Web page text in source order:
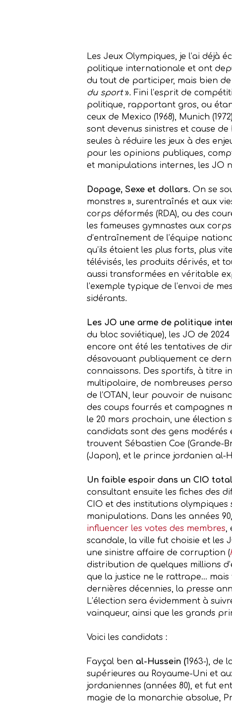
Les Jeux Olympiques, je l’ai déjà
politique internationale et ont
du tout de participer, mais bien
du sport». Fini l’esprit de
politique, rapportant gros, ou
ceux de Mexico (1968), Munich
sont devenus sinistres et cause
seules à réduire les jeux à des
pour les opinions publiques,
et manipulations internes, les JO
Dopage, Sexe et dollars. On se
monstres », surentraînés et aux
corps déformés (RDA), ou des
les fameuses gymnastes aux
d’entraînement de l’équipe
qu’ils étaient les plus forts, plus
télévisés, les produits dérivés, et
aussi transformées en véritable
l’exemple typique de l’envoi de
sidérants.
Les JO une arme de politique
du bloc soviétique), les JO de 2024
encore ont été les tentatives de
désavouant publiquement ce
connaissons. Des sportifs, à titre
multipolaire, de nombreuses
de l’OTAN, leur pouvoir de
des coups fourrés et campagnes
le 20 mars prochain, une élection
candidats sont des gens modérés
trouvent Sébastien Coe (Grande-
(Japon), et le prince jordanien al-
Un faible espoir dans un CIO
consultant ensuite les fiches des
CIO et des institutions
manipulations. Dans les années
influencer les votes des membres,
scandale, la ville fut choisie et les
une sinistre affaire de corruption (
distribution de quelques millions
que la justice ne le rattrape…
dernières décennies, la presse
L’élection sera évidemment à
vainqueur, ainsi que les grands
Voici les candidats :
Fayçal ben al-Hussein (1963-), de
supérieures au Royaume-Uni et
jordaniennes (années 80), et fut
magie de la monarchie absolue,